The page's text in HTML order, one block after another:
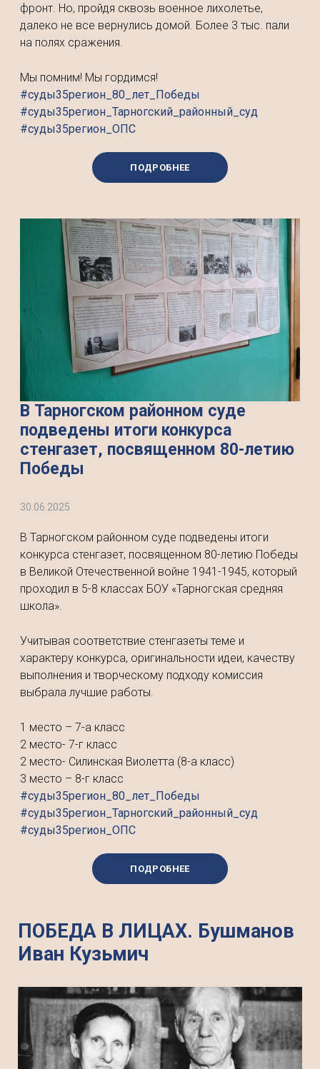
фронт. Но, пройдя сквозь военное лихолетье,
далеко не все вернулись домой. Более 3 тыс. пали
на полях сражения.
Мы помним! Мы гордимся!
#суды35регион_80_лет_Победы
#суды35регион_Тарногский_районный_суд
#суды35регион_ОПС
ПОДРОБНЕЕ
В Тарногском районном суде
подведены итоги конкурса
стенгазет, посвященном 80-летию
Победы
30.06.2025
В Тарногском районном суде подведены итоги
конкурса стенгазет, посвященном 80-летию Победы
в Великой Отечественной войне 1941-1945, который
проходил в 5-8 классах БОУ «Тарногская средняя
школа».
Учитывая соответствие стенгазеты теме и
характеру конкурса, оригинальности идеи, качеству
выполнения и творческому подходу комиссия
выбрала лучшие работы.
1 место – 7-а класс
2 место- 7-г класс
2 место- Силинская Виолетта (8-а класс)
3 место – 8-г класс
#суды35регион_80_лет_Победы
#суды35регион_Тарногский_районный_суд
#суды35регион_ОПС
ПОДРОБНЕЕ
ПОБЕДА В ЛИЦАХ. Бушманов
Иван Кузьмич